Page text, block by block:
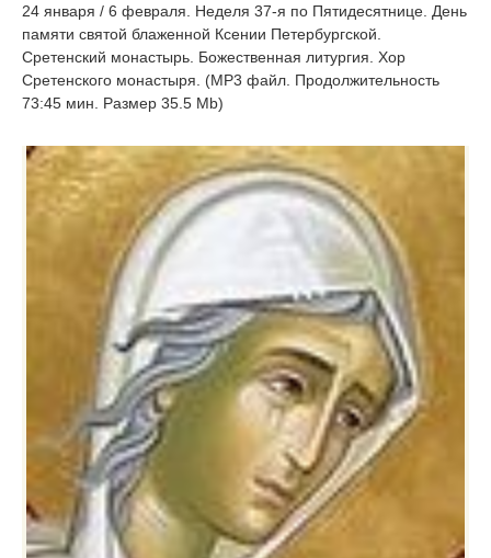
24 января / 6 февраля. Неделя 37-я по Пятидесятнице. День
памяти святой блаженной Ксении Петербургской.
Сретенский монастырь. Божественная литургия. Хор
Сретенского монастыря. (MP3 файл. Продолжительность
73:45 мин. Размер 35.5 Mb)